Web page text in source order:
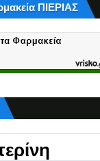
ΠΙΕΡΙΑΣ